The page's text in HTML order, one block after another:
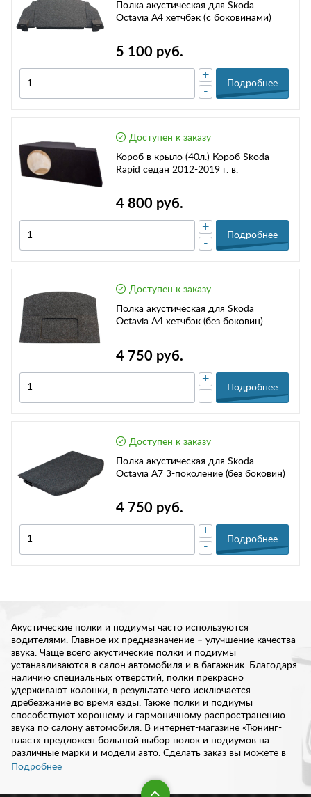
Полка акустическая для Skoda
Octavia A4 хетчбэк (с боковинами)
5 100 руб.
-
+
Подробнее
Доступен к заказу
Короб в крыло (40л.) Короб Skoda
Rapid седан 2012-2019 г. в.
4 800 руб.
-
+
Подробнее
Доступен к заказу
Полка акустическая для Skoda
Octavia A4 хетчбэк (без боковин)
4 750 руб.
-
+
Подробнее
Доступен к заказу
Полка акустическая для Skoda
Octavia А7 3-поколение (без боковин)
4 750 руб.
-
+
Подробнее
Акустические полки и подиумы часто используются
водителями. Главное их предназначение – улучшение качества
звука. Чаще всего акустические полки и подиумы
устанавливаются в салон автомобиля и в багажник. Благодаря
наличию специальных отверстий, полки прекрасно
удерживают колонки, в результате чего исключается
дребезжание во время езды. Также полки и подиумы
способствуют хорошему и гармоничному распространению
звука по салону автомобиля. В интернет-магазине «Тюнинг-
пласт» предложен большой выбор полок и подиумов на
различные марки и модели авто. Сделать заказ вы можете в
любое удобное для вас время.
Подробнее